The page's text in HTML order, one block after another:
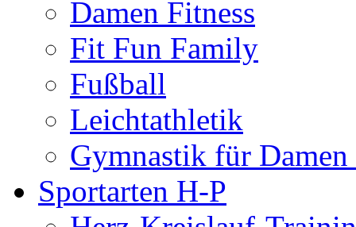
Damen Fitness
Fit Fun Family
Fußball
Leichtathletik
Gymnastik für
Sportarten H-P